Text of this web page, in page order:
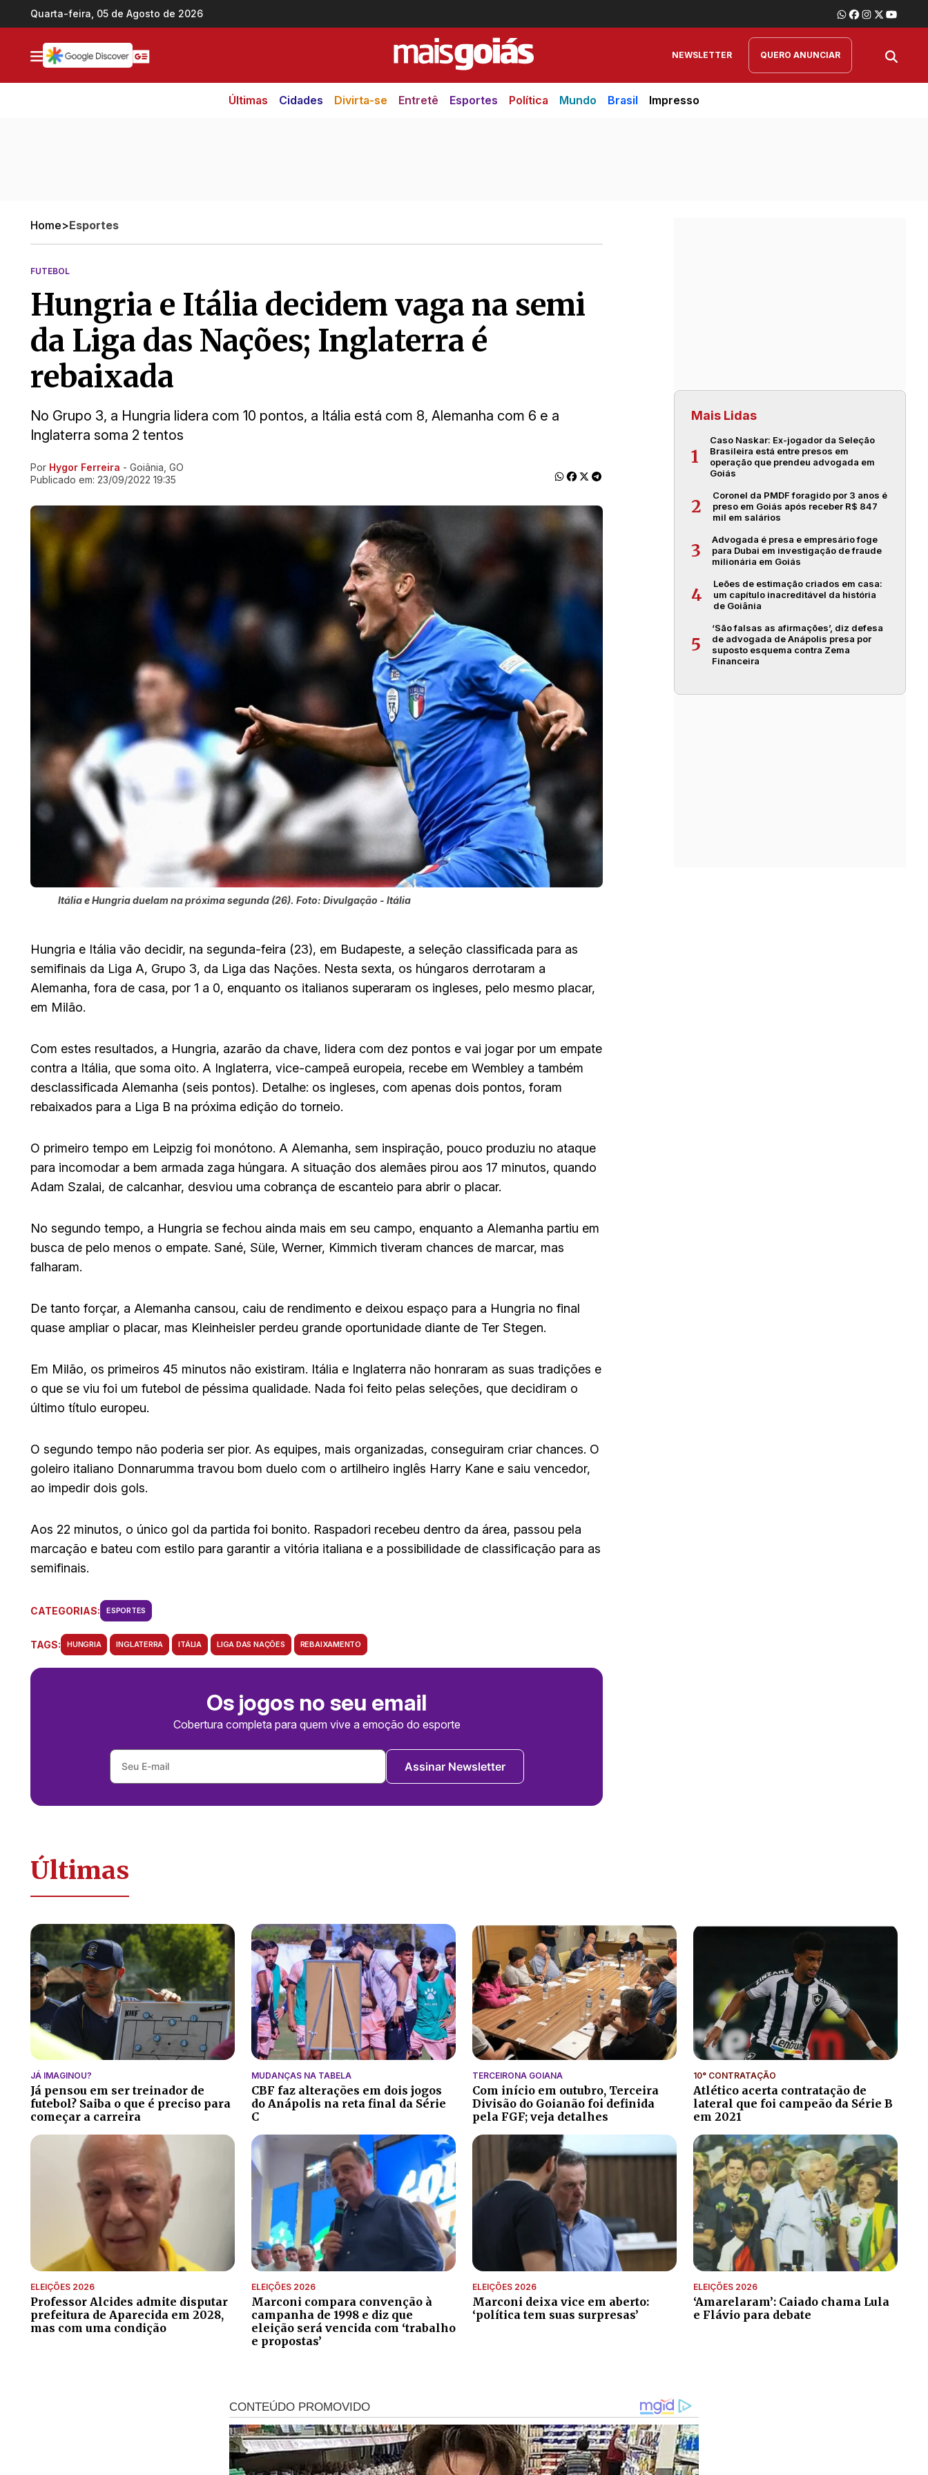
Ir direto pro conteúdo
Quarta-feira, 05 de Agosto de 2026
NEWSLETTER QUERO ANUNCIAR
Últimas Cidades Divirta-se Entretê Esportes Política Mundo Brasil Impresso
Home>Esportes
FUTEBOL
Hungria e Itália decidem vaga na semi
da Liga das Nações; Inglaterra é
rebaixada
No Grupo 3, a Hungria lidera com 10 pontos, a Itália está com 8, Alemanha com 6 e a
Inglaterra soma 2 tentos
Ir direto pra matéria
Por Hygor Ferreira - Goiânia, GO
Publicado em: 23/09/2022 19:35
Itália e Hungria duelam na próxima segunda (26). Foto: Divulgação - Itália
Hungria e Itália vão decidir, na segunda-feira (23), em Budapeste, a seleção classificada para as
semifinais da Liga A, Grupo 3, da Liga das Nações. Nesta sexta, os húngaros derrotaram a
Alemanha, fora de casa, por 1 a 0, enquanto os italianos superaram os ingleses, pelo mesmo placar,
em Milão.
Com estes resultados, a Hungria, azarão da chave, lidera com dez pontos e vai jogar por um empate
contra a Itália, que soma oito. A Inglaterra, vice-campeã europeia, recebe em Wembley a também
desclassificada Alemanha (seis pontos). Detalhe: os ingleses, com apenas dois pontos, foram
rebaixados para a Liga B na próxima edição do torneio.
O primeiro tempo em Leipzig foi monótono. A Alemanha, sem inspiração, pouco produziu no ataque
para incomodar a bem armada zaga húngara. A situação dos alemães pirou aos 17 minutos, quando
Adam Szalai, de calcanhar, desviou uma cobrança de escanteio para abrir o placar.
No segundo tempo, a Hungria se fechou ainda mais em seu campo, enquanto a Alemanha partiu em
busca de pelo menos o empate. Sané, Süle, Werner, Kimmich tiveram chances de marcar, mas
falharam.
De tanto forçar, a Alemanha cansou, caiu de rendimento e deixou espaço para a Hungria no final
quase ampliar o placar, mas Kleinheisler perdeu grande oportunidade diante de Ter Stegen.
Em Milão, os primeiros 45 minutos não existiram. Itália e Inglaterra não honraram as suas tradições e
o que se viu foi um futebol de péssima qualidade. Nada foi feito pelas seleções, que decidiram o
último título europeu.
O segundo tempo não poderia ser pior. As equipes, mais organizadas, conseguiram criar chances. O
goleiro italiano Donnarumma travou bom duelo com o artilheiro inglês Harry Kane e saiu vencedor,
ao impedir dois gols.
Aos 22 minutos, o único gol da partida foi bonito. Raspadori recebeu dentro da área, passou pela
marcação e bateu com estilo para garantir a vitória italiana e a possibilidade de classificação para as
semifinais.
CATEGORIAS: ESPORTES
TAGS: HUNGRIA INGLATERRA ITÁLIA LIGA DAS NAÇÕES REBAIXAMENTO
Os jogos no seu email
Cobertura completa para quem vive a emoção do esporte
Assinar Newsletter
Mais Lidas
1
Caso Naskar: Ex-jogador da Seleção
Brasileira está entre presos em
operação que prendeu advogada em
Goiás
2
Coronel da PMDF foragido por 3 anos é
preso em Goiás após receber R$ 847
mil em salários
3
Advogada é presa e empresário foge
para Dubai em investigação de fraude
milionária em Goiás
4
Leões de estimação criados em casa:
um capítulo inacreditável da história
de Goiânia
5
‘São falsas as afirmações’, diz defesa
de advogada de Anápolis presa por
suposto esquema contra Zema
Financeira
Últimas
JÁ IMAGINOU?
Já pensou em ser treinador de
futebol? Saiba o que é preciso para
começar a carreira
MUDANÇAS NA TABELA
CBF faz alterações em dois jogos
do Anápolis na reta final da Série
C
TERCEIRONA GOIANA
Com início em outubro, Terceira
Divisão do Goianão foi definida
pela FGF; veja detalhes
10° CONTRATAÇÃO
Atlético acerta contratação de
lateral que foi campeão da Série B
em 2021
ELEIÇÕES 2026
Professor Alcides admite disputar
prefeitura de Aparecida em 2028,
mas com uma condição
ELEIÇÕES 2026
Marconi compara convenção à
campanha de 1998 e diz que
eleição será vencida com ‘trabalho
e propostas’
ELEIÇÕES 2026
Marconi deixa vice em aberto:
‘política tem suas surpresas’
ELEIÇÕES 2026
‘Amarelaram’: Caiado chama Lula
e Flávio para debate